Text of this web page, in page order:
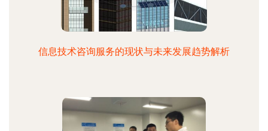
信息技术咨询服务的现状与未来发展趋势解析